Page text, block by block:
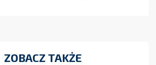
ZOBACZ TAKŻE